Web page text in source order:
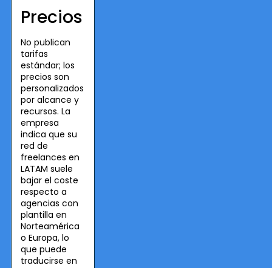
Precios
No publican
tarifas
estándar; los
precios son
personalizados
por alcance y
recursos. La
empresa
indica que su
red de
freelances en
LATAM suele
bajar el coste
respecto a
agencias con
plantilla en
Norteamérica
o Europa, lo
que puede
traducirse en